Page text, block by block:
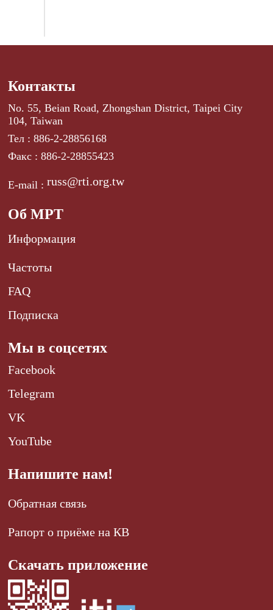
Контакты
No. 55, Beian Road, Zhongshan District, Taipei City
104, Taiwan
Тел : 886-2-28856168
Факс : 886-2-28855423
E-mail :russ@rti.org.tw
Об МРТ
Информация
Частоты
FAQ
Подписка
Мы в соцсетях
Facebook
Telegram
VK
YouTube
Напишите нам!
Обратная связь
Рапорт о приёме на КВ
Скачать приложение